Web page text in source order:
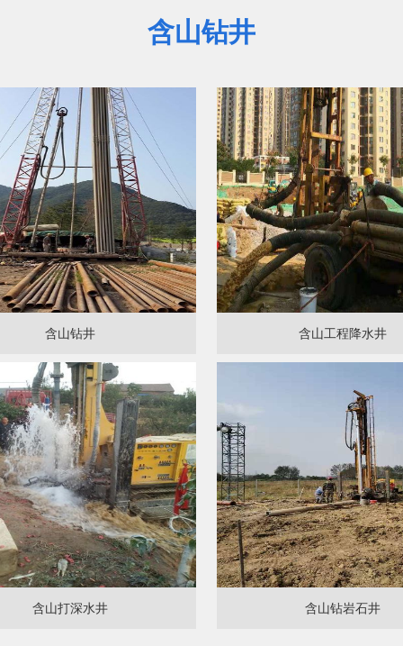
含山钻井
含山钻井 含山工程降水井
含山打深水井 含山钻岩石井